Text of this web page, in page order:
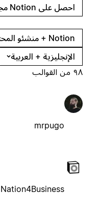
احصل على Notion مجاناً
Notion + منشئو المحتوى
الإنجليزية + العربية
٩٨ من القوالب
mrpugo
Nation4Business